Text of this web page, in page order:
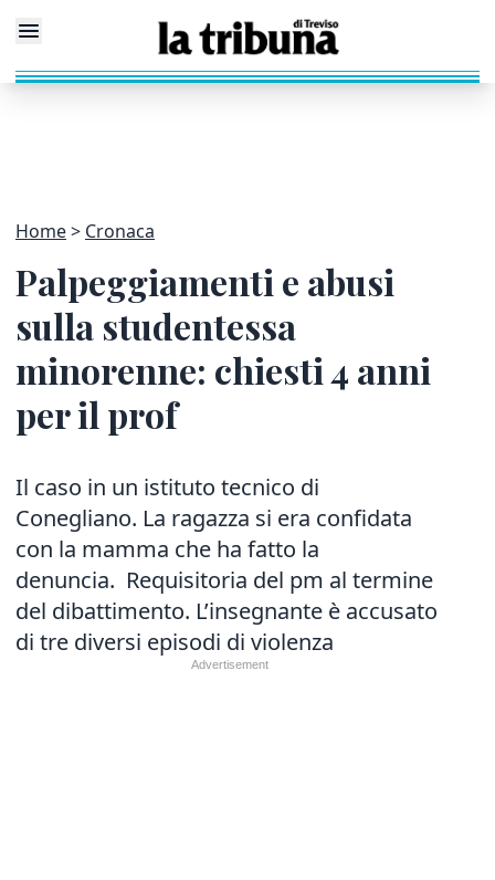
Home Cronaca
Palpeggiamenti e abusi
sulla studentessa
minorenne: chiesti 4 anni
per il prof
Il caso in un istituto tecnico di
Conegliano. La ragazza si era confidata
con la mamma che ha fatto la
denuncia. Requisitoria del pm al termine
del dibattimento. L’insegnante è accusato
di tre diversi episodi di violenza